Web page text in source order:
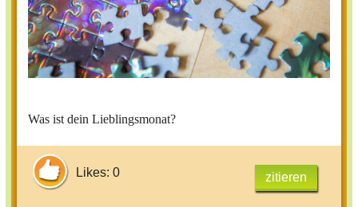
Was ist dein Lieblingsmonat?
Likes: 0 zitieren